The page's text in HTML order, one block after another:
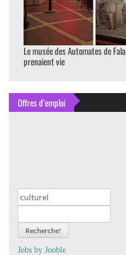
Le musée des Automates de
prenaient vie
Offres d’emploi
Recherche!
Jobs by Jooble